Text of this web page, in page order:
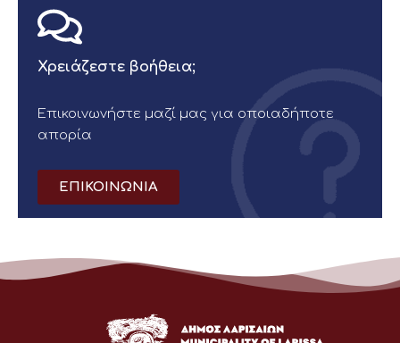
Χρειάζεστε βοήθεια;
Επικοινωνήστε μαζί μας για οποιαδήποτε
απορία
ΕΠΙΚΟΙΝΩΝΙΑ